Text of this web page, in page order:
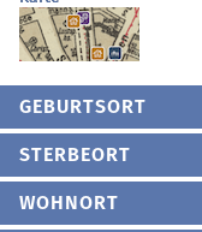
GEBURTSORT
STERBEORT
WOHNORT